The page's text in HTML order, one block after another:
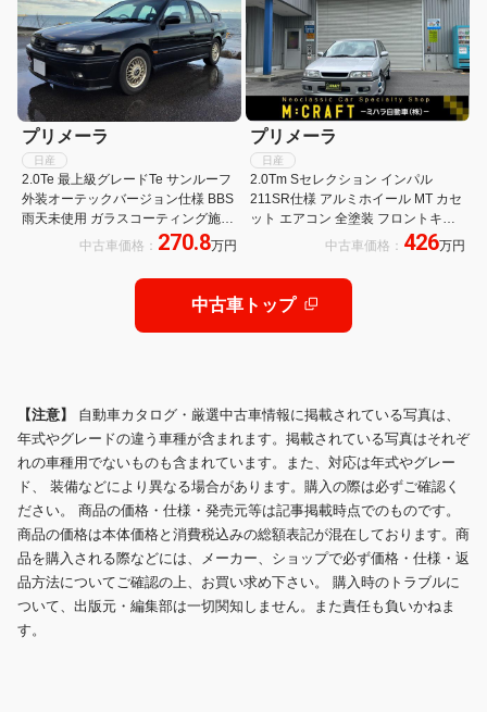
プリメーラ
日産
2.0Te 最上級グレードTe サンルーフ
外装オーテックバージョン仕様 BBS
雨天未使用 ガラスコーティング施工
後未使用 ガレージ保管 ディーラー下
中古車価格： 270.8万円
プリメーラ
日産
2.0Tm Sセレクション インパル
211SR仕様 アルミホイール MT カセ
ット エアコン 全塗装 フロントキャ
リパー交換 インパル製ホイールリペ
中古車価格： 426万円
中古車トップ
【注意】 自動車カタログ・厳選中古車情報に掲載されている写真は、
年式やグレードの違う車種が含まれます。掲載されている写真はそれぞ
れの車種用でないものも含まれています。また、対応は年式やグレー
ド、 装備などにより異なる場合があります。購入の際は必ずご確認く
ださい。 商品の価格・仕様・発売元等は記事掲載時点でのものです。
商品の価格は本体価格と消費税込みの総額表記が混在しております。商
品を購入される際などには、メーカー、ショップで必ず価格・仕様・返
品方法についてご確認の上、お買い求め下さい。 購入時のトラブルに
ついて、出版元・編集部は一切関知しません。また責任も負いかねま
す。